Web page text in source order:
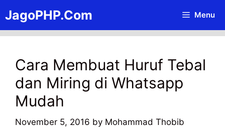
to
content
JagoPHP.Com Menu
Cara Membuat Huruf Tebal
dan Miring di Whatsapp
Mudah
November 5, 2016 by Mohammad Thobib